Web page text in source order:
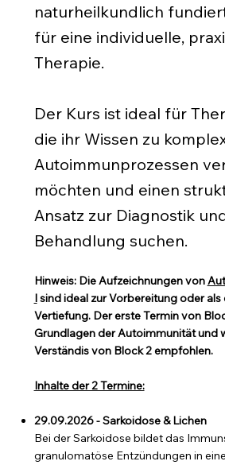
Hinweis: Die Aufzeichnungen von
Isind ideal zur Vorbereitung oder als
Vertiefung. Der erste Termin von
Grundlagen der Autoimmunität und
Verständis von Block 2 empfohlen.
Inhalte der 2 Termine:
29.09.2026 - Sarkoidose & Lichen
Bei der Sarkoidose bildet das
granulomatöse Entzündungen in
naturheilkundlich
für eine individuelle,
Therapie.
Der Kurs ist ideal für
die ihr Wissen zu
Autoimmunprozessen
möchten und einen
Ansatz zur Diagnostik
Behandlung suchen.